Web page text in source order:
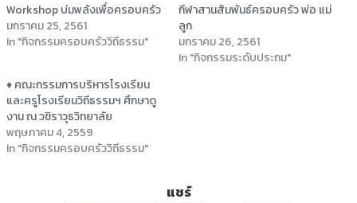
Workshop บ่มพลังเพื่อครอบครัว
มกราคม 25, 2561
In "กิจกรรมครอบครัววิถีธรรม"
กีฬาสานสัมพันธ์ครอบครัว พ่อ แม่
ลูก
มกราคม 26, 2561
In "กิจกรรมระดับประถม"
♦ คณะกรรมการบริหารโรงเรียน
และครูโรงเรียนวิถีธรรมฯ ศึกษาดู
งาน ณ วชิราวุธวิทยาลัย
พฤษภาคม 4, 2559
In "กิจกรรมครอบครัววิถีธรรม"
แชร์